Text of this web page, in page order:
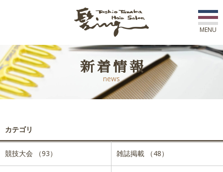
初めての方へ
店舗一覧
コース紹介
MENU
新着情報
news
カテゴリ
競技大会 （93） 雑誌掲載 （48）